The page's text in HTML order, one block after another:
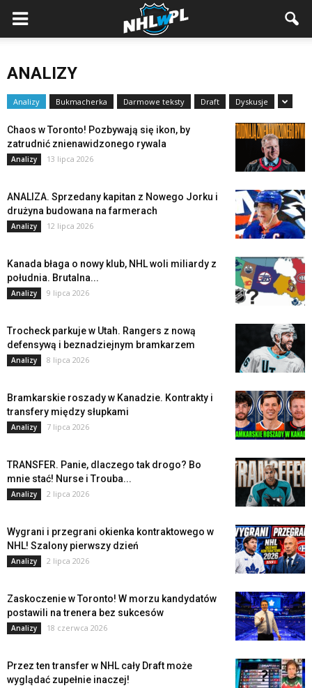
ANALIZY
Analizy Bukmacherka Darmowe teksty Draft Dyskusje
Chaos w Toronto! Pozbywają się ikon, by
zatrudnić znienawidzonego rywala
Analizy 13 lipca 2026
ANALIZA. Sprzedany kapitan z Nowego Jorku i
drużyna budowana na farmerach
Analizy 12 lipca 2026
Kanada błaga o nowy klub, NHL woli miliardy z
południa. Brutalna...
Analizy 9 lipca 2026
Trocheck parkuje w Utah. Rangers z nową
defensywą i beznadziejnym bramkarzem
Analizy 8 lipca 2026
Bramkarskie roszady w Kanadzie. Kontrakty i
transfery między słupkami
Analizy 7 lipca 2026
TRANSFER. Panie, dlaczego tak drogo? Bo
mnie stać! Nurse i Trouba...
Analizy 2 lipca 2026
Wygrani i przegrani okienka kontraktowego w
NHL! Szalony pierwszy dzień
Analizy 2 lipca 2026
Zaskoczenie w Toronto! W morzu kandydatów
postawili na trenera bez sukcesów
Analizy 18 czerwca 2026
Przez ten transfer w NHL cały Draft może
wyglądać zupełnie inaczej!